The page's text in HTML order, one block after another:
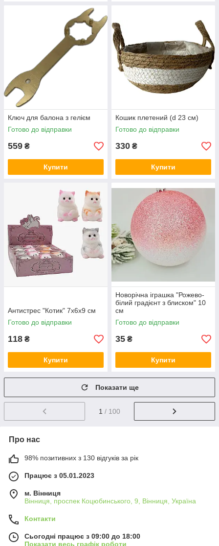
Ключ для балона з гелієм
Готово до відправки
559 ₴
Купити
Кошик плетений (d 23 см)
Готово до відправки
330 ₴
Купити
Антистрес "Котик" 7х6х9 см
Готово до відправки
118 ₴
Купити
Новорічна іграшка "Рожево-
білий градієнт з блиском" 10
см
Готово до відправки
35 ₴
Купити
Показати ще
1 / 100
Про нас
98% позитивних з 130 відгуків за рік
Працює з 05.01.2023
м. Вінниця
Вінниця, проспек Коцюбинського, 9, Вінниця, Україна
Контакти
Сьогодні працює з 09:00 до 18:00
Показати весь графік роботи